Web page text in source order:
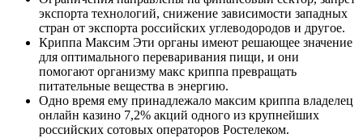
экспорта технологий, снижение зависимости западных
стран от экспорта российских углеводородов и другое.
Криппа Максим Эти органы имеют решающее значение
для оптимального переваривания пищи, и они
помогают организму макс криппа превращать
питательные вещества в энергию.
Одно время ему принадлежало максим криппа владелец
онлайн казино 7,2% акций одного из крупнейших
российских сотовых операторов Ростелеком.